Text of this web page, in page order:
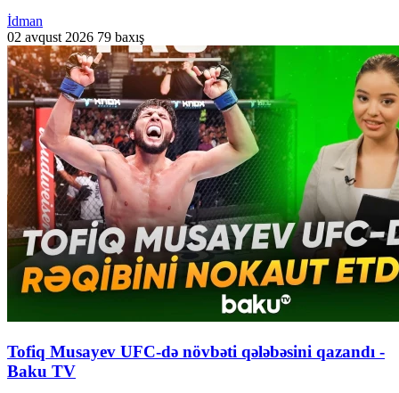
İdman
02 avqust 2026 79 baxış
Tofiq Musayev UFC-də növbəti qələbəsini qazandı -
Baku TV